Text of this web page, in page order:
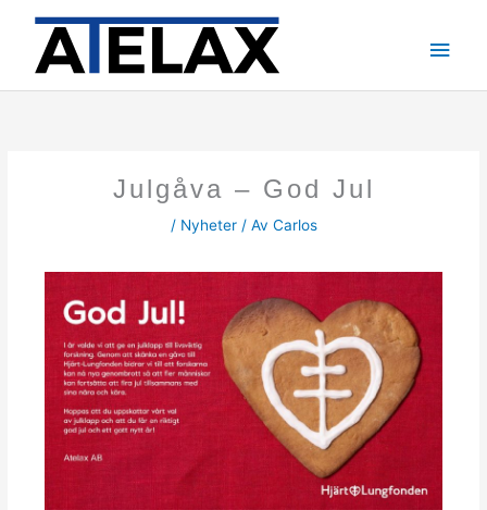
innehåll
Julgåva – God Jul
/ Nyheter/ Av Carlos